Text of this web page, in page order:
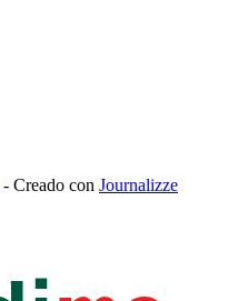
- Creado con Journalizze